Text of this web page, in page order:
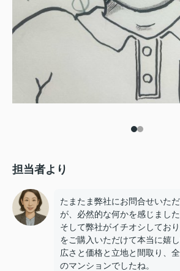
担当者より
たまたま弊社にお問合せいた
が、必然的な何かを感じました
そして弊社がイチオシしてお
をご購入いただけて本当に嬉し
広さと価格と立地と間取り、
のマンションでしたね。